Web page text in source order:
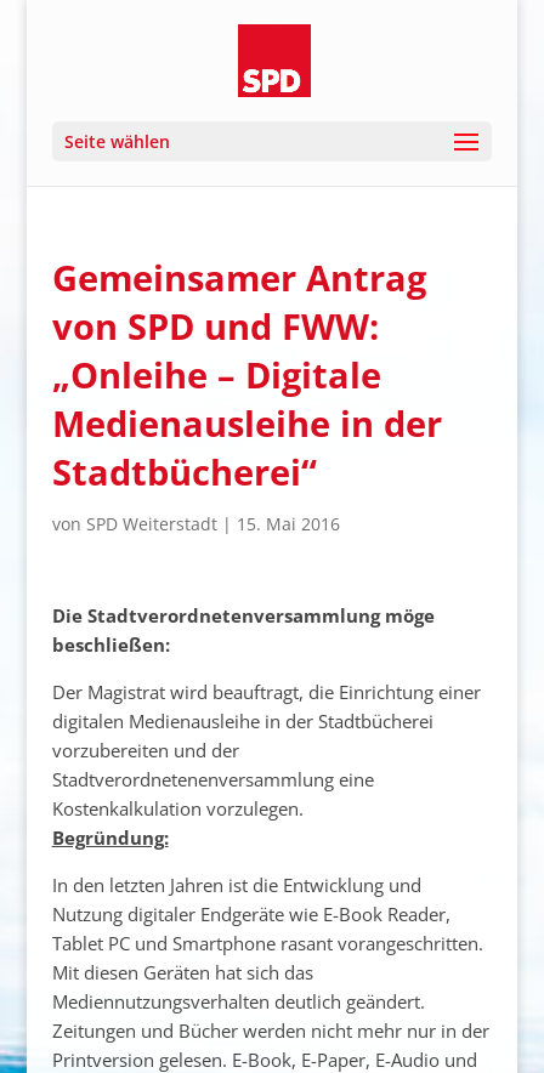
Seite wählen
Gemeinsamer Antrag
von SPD und FWW:
„Onleihe – Digitale
Medienausleihe in der
Stadtbücherei“
von SPD Weiterstadt| 15. Mai 2016
Die Stadtverordnetenversammlung möge
beschließen:
Der Magistrat wird beauftragt, die Einrichtung einer
digitalen Medienausleihe in der Stadtbücherei
vorzubereiten und der
Stadtverordnetenenversammlung eine
Kostenkalkulation vorzulegen.
Begründung:
In den letzten Jahren ist die Entwicklung und
Nutzung digitaler Endgeräte wie E-Book Reader,
Tablet PC und Smartphone rasant vorangeschritten.
Mit diesen Geräten hat sich das
Mediennutzungsverhalten deutlich geändert.
Zeitungen und Bücher werden nicht mehr nur in der
Printversion gelesen. E-Book, E-Paper, E-Audio und